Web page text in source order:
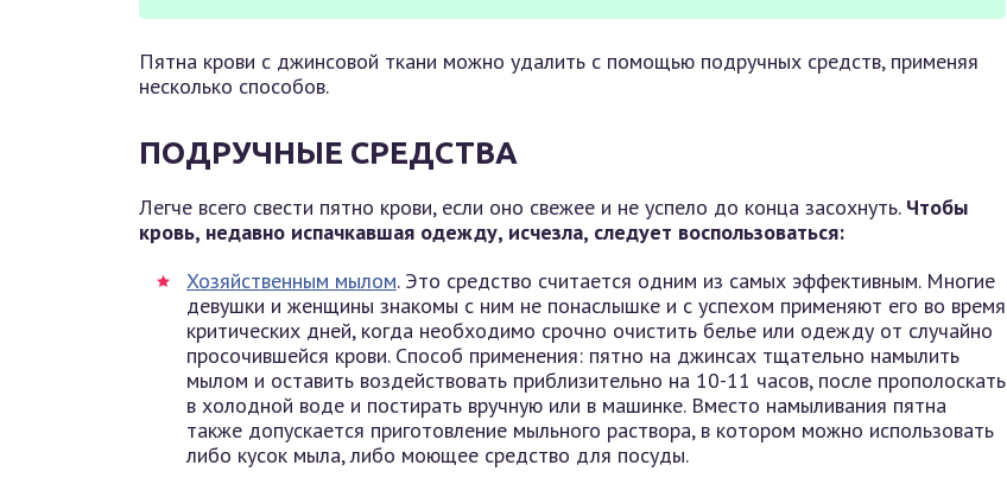
Пятна крови с джинсовой ткани можно удалить с помощью подручных средств, применяя
несколько способов.
ПОДРУЧНЫЕ СРЕДСТВА
Легче всего свести пятно крови, если оно свежее и не успело до конца засохнуть. Чтобы
кровь, недавно испачкавшая одежду, исчезла, следует воспользоваться:
Хозяйственным мылом. Это средство считается одним из самых эффективным. Многие
девушки и женщины знакомы с ним не понаслышке и с успехом применяют его во время
критических дней, когда необходимо срочно очистить белье или одежду от случайно
просочившейся крови. Способ применения: пятно на джинсах тщательно намылить
мылом и оставить воздействовать приблизительно на 10-11 часов, после прополоскать
в холодной воде и постирать вручную или в машинке. Вместо намыливания пятна
также допускается приготовление мыльного раствора, в котором можно использовать
либо кусок мыла, либо моющее средство для посуды.